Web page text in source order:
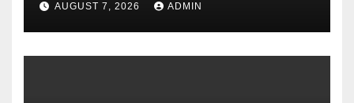
Tanda Kekerasan
AUGUST 7, 2026 ADMIN